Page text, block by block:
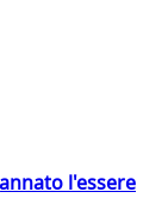
l'essere